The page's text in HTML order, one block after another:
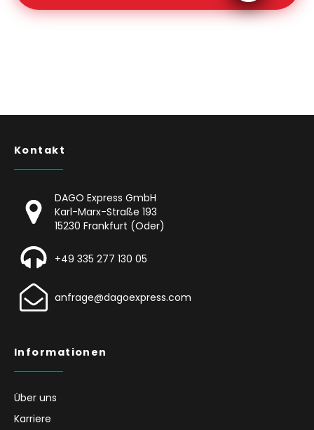
Kontakt
DAGO Express GmbH
Karl-Marx-Straße 193
15230 Frankfurt (Oder)
+49 335 277 130 05
anfrage@dagoexpress.com
Informationen
Über uns
Karriere